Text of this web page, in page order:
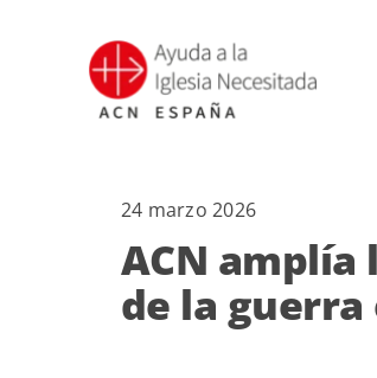
contenido
24 marzo 2026
ACN amplía
de la